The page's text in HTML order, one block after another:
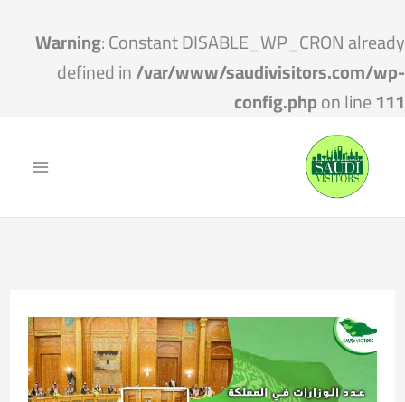
Warning: Constant DISABLE_WP_CRON already
defined in/var/www/saudivisitors.com/wp-
config.phpon line111